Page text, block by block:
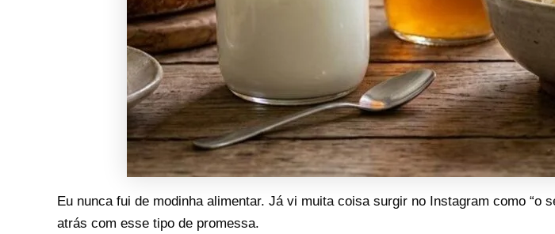
Eu nunca fui de modinha alimentar. Já vi muita coisa surgir no Instagram como
atrás com esse tipo de promessa.